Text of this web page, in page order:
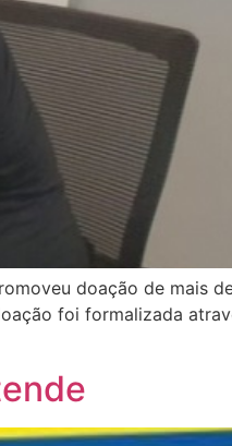
doação de mais
foi formalizada